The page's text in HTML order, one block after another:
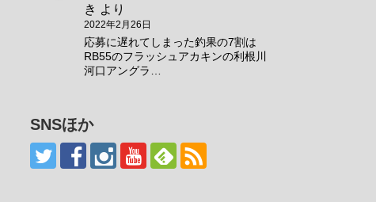
き より
2022年2月26日
応募に遅れてしまった釣果の7割は
RB55のフラッシュアカキンの利根川
河口アングラ…
SNSほか